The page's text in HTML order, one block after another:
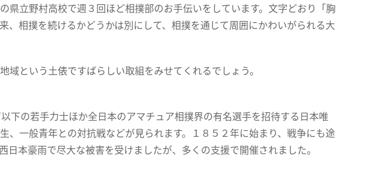
県立野村高校で週３回ほど相撲部のお手伝いをしています。文字どおり「胸
、相撲を続けるかどうかは別にして、相撲を通じて周囲にかわいがられる大
という土俵ですばらしい取組をみせてくれるでしょう。
下の若手力士ほか全日本のアマチュア相撲界の有名選手を招待する日本唯
、一般青年との対抗戦などが見られます。１８５２年に始まり、戦争にも途
本豪雨で尽大な被害を受けましたが、多くの支援で開催されました。